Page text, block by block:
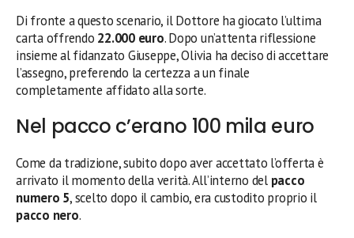
Di fronte a questo scenario, il Dottore ha giocato l’ultima
carta offrendo 22.000 euro. Dopo un’attenta riflessione
insieme al fidanzato Giuseppe, Olivia ha deciso di accettare
l’assegno, preferendo la certezza a un finale
completamente affidato alla sorte.
Nel pacco c’erano 100 mila euro
Come da tradizione, subito dopo aver accettato l’offerta è
arrivato il momento della verità. All’interno del pacco
numero 5, scelto dopo il cambio, era custodito proprio il
pacco nero.